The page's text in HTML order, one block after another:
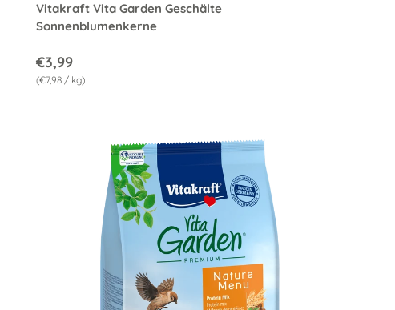
Vitakraft Vita Garden Geschälte
Sonnenblumenkerne
€3,99
Grundpreis
€7,98 / kg